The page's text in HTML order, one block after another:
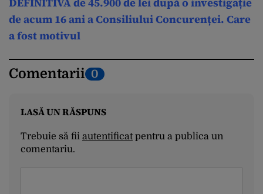
de acum 16 ani a Consiliului Concurenței. Care
a fost motivul
Comentarii 0
LASĂ UN RĂSPUNS
Trebuie să fii autentificatpentru a publica un
comentariu.